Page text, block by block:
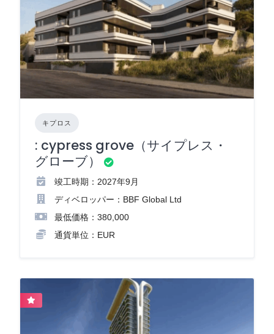
キプロス
: cypress grove（サイプレス・
グローブ）
竣工時期：2027年9月
ディベロッパー：BBF Global Ltd
最低価格：380,000
通貨単位：EUR